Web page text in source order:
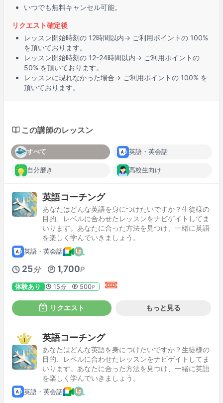
いつでも無料キャンセル可能。
リクエスト確定後
レッスン開始時刻の 12時間以内→ ご利用ポイントの 100%
を頂いております。
レッスン開始時刻の 12-24時間以内→ ご利用ポイントの
50% を頂いております。
レッスンに現れなかった場合→ ご利用ポイントの 100% を
頂いております。
この講師のレッスン
すべて 英語・英会話
自分磨き 高校生向け
英語コーチング
あなたはどんな英語を身につけたいですか？生徒様の
目的、レベルに合わせたレッスンをナビゲイトしてま
いります。あなたに合った方法を見つけ、一緒に英語
を楽しく学んでいきましょう。
英語・英会話
25分 1,700P
体験あり 15分 500P
リクエスト もっと見る
英語コーチング
あなたはどんな英語を身につけたいですか？生徒様の
目的、レベルに合わせたレッスンをナビゲイトしてま
いります。あなたに合った方法を見つけ、一緒に英語
を楽しく学んでいきましょう。
英語・英会話